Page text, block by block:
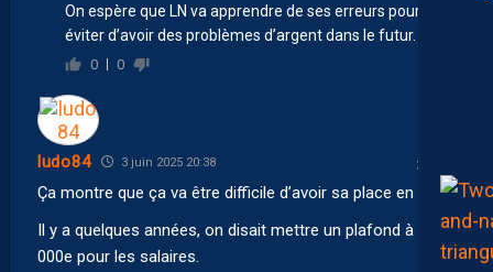
On espère que LN va apprendre de ses erreurs pour
éviter d’avoir des problèmes d’argent dans le futur.
0 0
ludo84 3 juin 2025 20:38
Ça montre que ça va être difficile d’avoir sa place en L1.
Il y a quelques années, on disait mettre un plafond à 100
000e pour les salaires.